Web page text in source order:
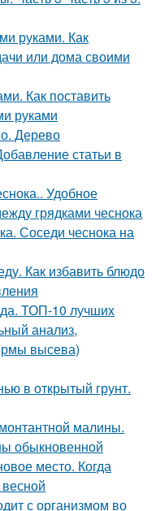
руками. Как
или дома своими
Как поставить
руками
Дерево
статьи в
Удобное
грядками чеснока
Соседи чеснока на
Как избавить блюдо
ТОП-10 лучших
анализ,
высева)
в открытый грунт.
малины.
обыкновенной
место. Когда
с организмом во